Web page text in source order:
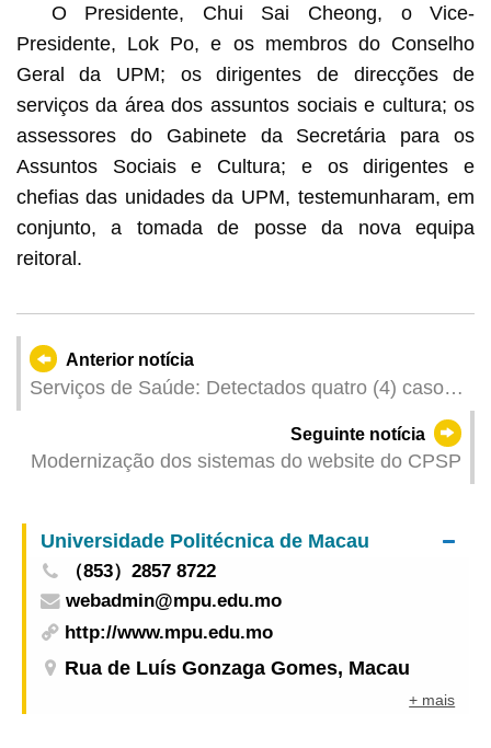
O Presidente, Chui Sai Cheong, o Vice-
Presidente, Lok Po, e os membros do Conselho
Geral da UPM; os dirigentes de direcções de
serviços da área dos assuntos sociais e cultura; os
assessores do Gabinete da Secretária para os
Assuntos Sociais e Cultura; e os dirigentes e
chefias das unidades da UPM, testemunharam, em
conjunto, a tomada de posse da nova equipa
reitoral.
Anterior notícia
Serviços de Saúde: Detectados quatro (4) casos
Seguinte notícia
Modernização dos sistemas do website do CPSP
Universidade Politécnica de Macau
（853）2857 8722
webadmin@mpu.edu.mo
http://www.mpu.edu.mo
Rua de Luís Gonzaga Gomes, Macau
+ mais